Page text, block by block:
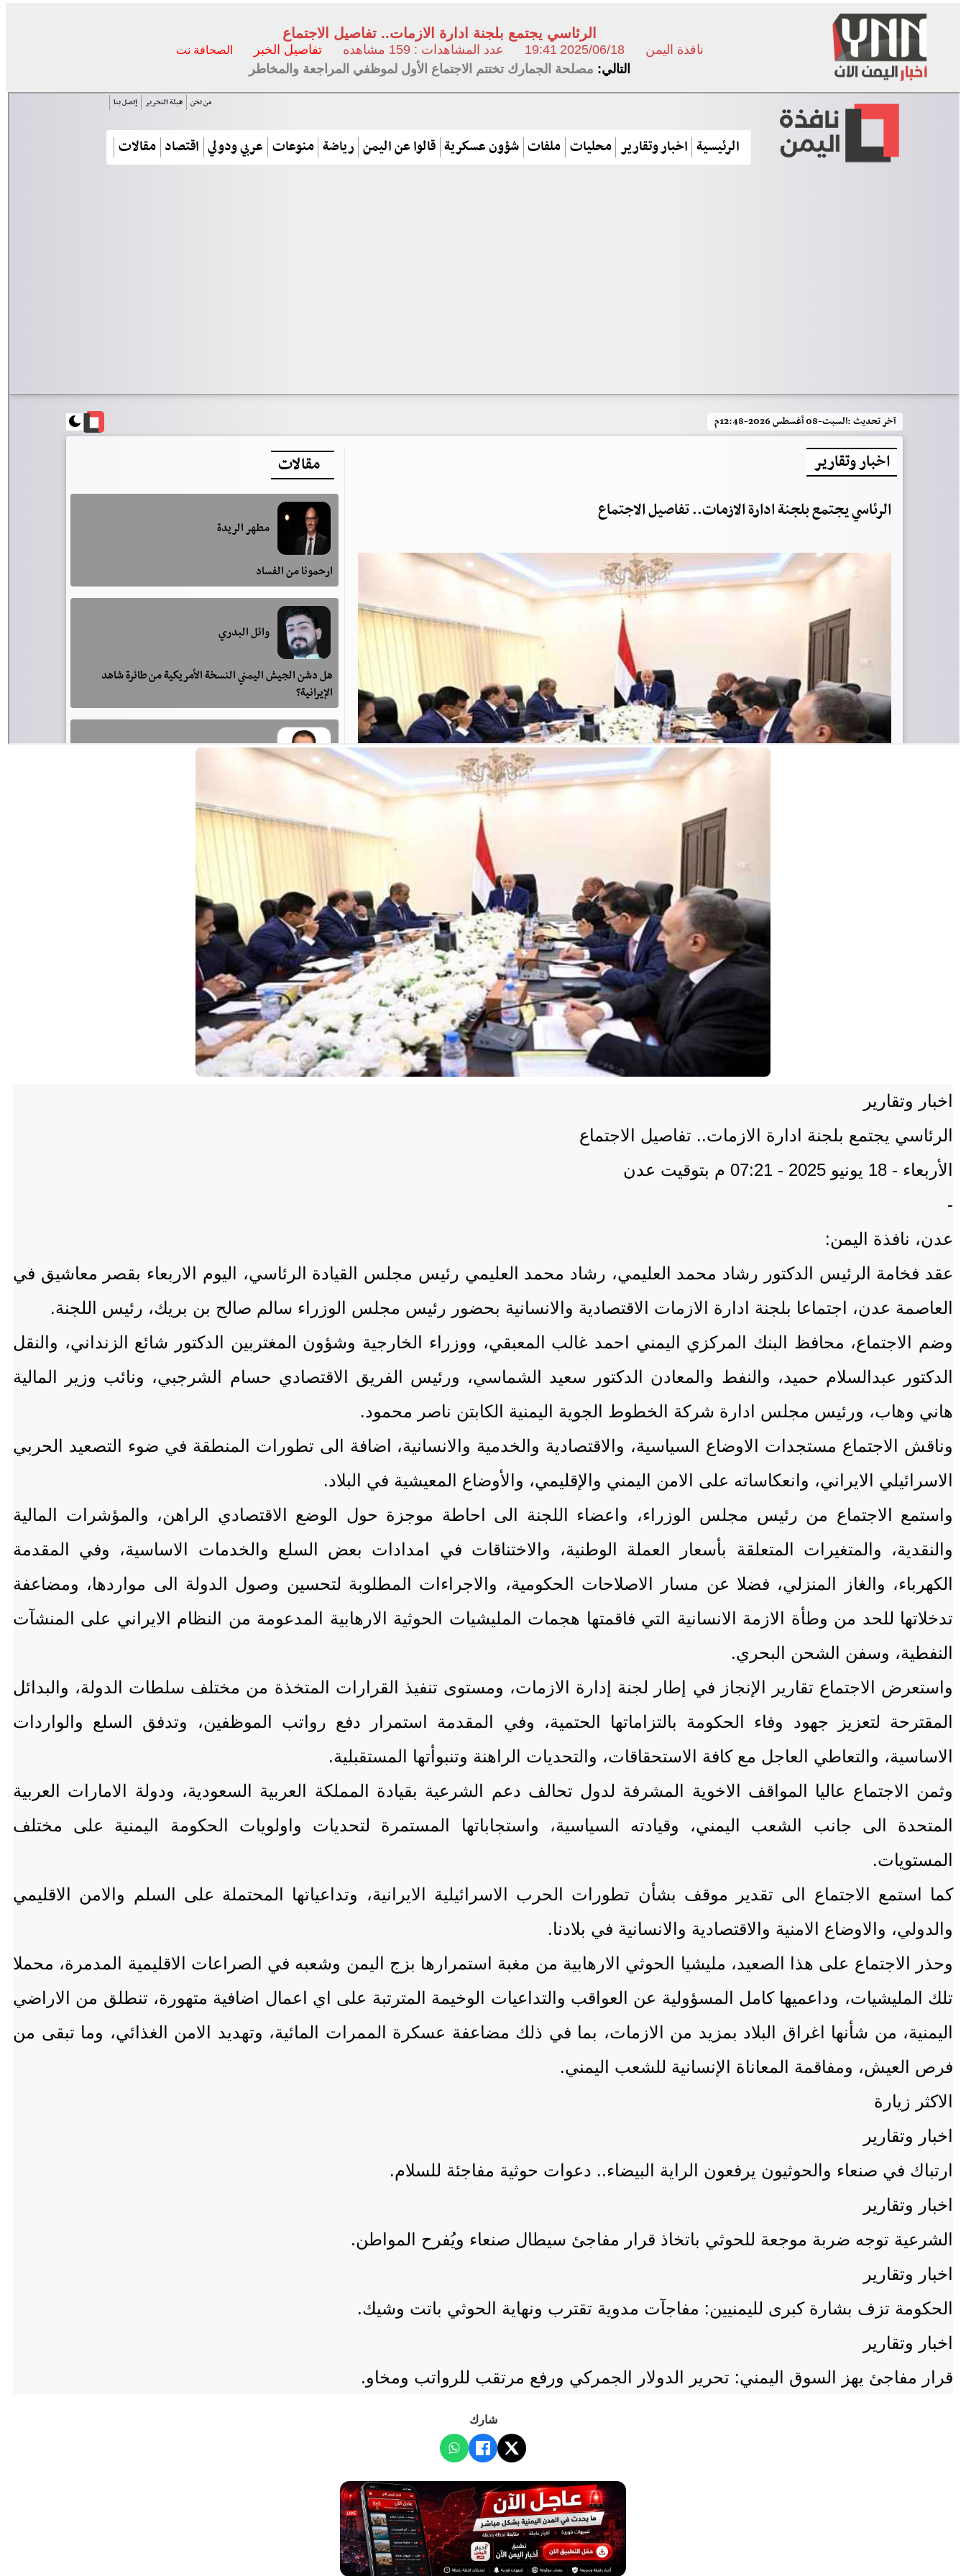
الرئاسي يجتمع بلجنة ادارة الازمات.. تفاصيل الاجتماع
نافذة اليمن 2025/06/18
19:41 عدد المشاهدات : 159 مشاهده تفاصيل الخبر الصحافة نت
التالي: مصلحة الجمارك تختتم الاجتماع الأول لموظفي المراجعة والمخاطر
اخبار وتقارير
الرئاسي يجتمع بلجنة ادارة الازمات.. تفاصيل الاجتماع
الأربعاء - 18 يونيو 2025 - 07:21 م بتوقيت عدن
-
عدن، نافذة اليمن:
عقد فخامة الرئيس الدكتور رشاد محمد العليمي، رشاد محمد العليمي رئيس مجلس القيادة الرئاسي، اليوم الاربعاء بقصر معاشيق في
العاصمة عدن، اجتماعا بلجنة ادارة الازمات الاقتصادية والانسانية بحضور رئيس مجلس الوزراء سالم صالح بن بريك، رئيس اللجنة.
وضم الاجتماع، محافظ البنك المركزي اليمني احمد غالب المعبقي، ووزراء الخارجية وشؤون المغتربين الدكتور شائع الزنداني، والنقل
الدكتور عبدالسلام حميد، والنفط والمعادن الدكتور سعيد الشماسي، ورئيس الفريق الاقتصادي حسام الشرجبي، ونائب وزير المالية
هاني وهاب، ورئيس مجلس ادارة شركة الخطوط الجوية اليمنية الكابتن ناصر محمود.
وناقش الاجتماع مستجدات الاوضاع السياسية، والاقتصادية والخدمية والانسانية، اضافة الى تطورات المنطقة في ضوء التصعيد الحربي
الاسرائيلي الايراني، وانعكاساته على الامن اليمني والإقليمي، والأوضاع المعيشية في البلاد.
واستمع الاجتماع من رئيس مجلس الوزراء، واعضاء اللجنة الى احاطة موجزة حول الوضع الاقتصادي الراهن، والمؤشرات المالية
والنقدية، والمتغيرات المتعلقة بأسعار العملة الوطنية، والاختناقات في امدادات بعض السلع والخدمات الاساسية، وفي المقدمة
الكهرباء، والغاز المنزلي، فضلا عن مسار الاصلاحات الحكومية، والاجراءات المطلوبة لتحسين وصول الدولة الى مواردها، ومضاعفة
تدخلاتها للحد من وطأة الازمة الانسانية التي فاقمتها هجمات المليشيات الحوثية الارهابية المدعومة من النظام الايراني على المنشآت
النفطية، وسفن الشحن البحري.
واستعرض الاجتماع تقارير الإنجاز في إطار لجنة إدارة الازمات، ومستوى تنفيذ القرارات المتخذة من مختلف سلطات الدولة، والبدائل
المقترحة لتعزيز جهود وفاء الحكومة بالتزاماتها الحتمية، وفي المقدمة استمرار دفع رواتب الموظفين، وتدفق السلع والواردات
الاساسية، والتعاطي العاجل مع كافة الاستحقاقات، والتحديات الراهنة وتنبوأتها المستقبلية.
وثمن الاجتماع عاليا المواقف الاخوية المشرفة لدول تحالف دعم الشرعية بقيادة المملكة العربية السعودية، ودولة الامارات العربية
المتحدة الى جانب الشعب اليمني، وقيادته السياسية، واستجاباتها المستمرة لتحديات واولويات الحكومة اليمنية على مختلف
المستويات.
كما استمع الاجتماع الى تقدير موقف بشأن تطورات الحرب الاسرائيلية الايرانية، وتداعياتها المحتملة على السلم والامن الاقليمي
والدولي، والاوضاع الامنية والاقتصادية والانسانية في بلادنا.
وحذر الاجتماع على هذا الصعيد، مليشيا الحوثي الارهابية من مغبة استمرارها بزج اليمن وشعبه في الصراعات الاقليمية المدمرة، محملا
تلك المليشيات، وداعميها كامل المسؤولية عن العواقب والتداعيات الوخيمة المترتبة على اي اعمال اضافية متهورة، تنطلق من الاراضي
اليمنية، من شأنها اغراق البلاد بمزيد من الازمات، بما في ذلك مضاعفة عسكرة الممرات المائية، وتهديد الامن الغذائي، وما تبقى من
فرص العيش، ومفاقمة المعاناة الإنسانية للشعب اليمني.
الاكثر زيارة
اخبار وتقارير
ارتباك في صنعاء والحوثيون يرفعون الراية البيضاء.. دعوات حوثية مفاجئة للسلام.
اخبار وتقارير
الشرعية توجه ضربة موجعة للحوثي باتخاذ قرار مفاجئ سيطال صنعاء ويُفرح المواطن.
اخبار وتقارير
الحكومة تزف بشارة كبرى لليمنيين: مفاجآت مدوية تقترب ونهاية الحوثي باتت وشيك.
اخبار وتقارير
قرار مفاجئ يهز السوق اليمني: تحرير الدولار الجمركي ورفع مرتقب للرواتب ومخاو.
شارك